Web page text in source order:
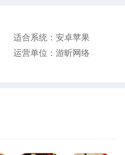
适合系统：安卓苹果
运营单位：游昕网络